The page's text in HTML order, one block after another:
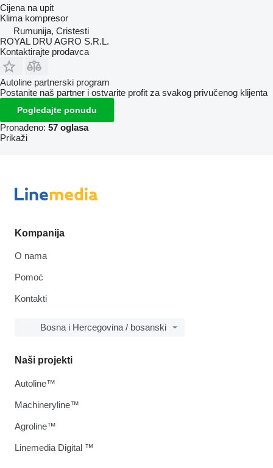
Cijena na upit
Klima kompresor
Rumunija, Cristesti
ROYAL DRU AGRO S.R.L.
Kontaktirajte prodavca
Autoline partnerski program
Postanite naš partner i ostvarite profit za svakog privučenog klijenta
Pogledajte ponudu
Pronađeno: 57 oglasa
Prikaži
Kompanija
O nama
Pomoć
Kontakti
Bosna i Hercegovina / bosanski
Naši projekti
Autoline™
Machineryline™
Agroline™
Linemedia Digital ™